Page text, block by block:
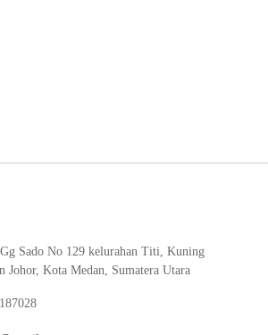
Sado No 129 kelurahan Titi, Kuning
Johor, Kota Medan, Sumatera Utara